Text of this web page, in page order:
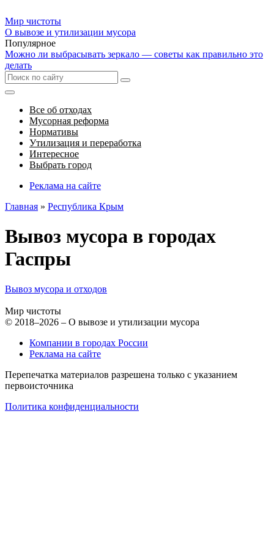
Мир чистоты
О вывозе и утилизации мусора
Популярное
Можно ли выбрасывать зеркало — советы как правильно это
делать
Все об отходах
Мусорная реформа
Нормативы
Утилизация и переработка
Интересное
Выбрать город
Реклама на сайте
Главная » Республика Крым
Вывоз мусора в городах
Гаспры
Вывоз мусора и отходов
Мир чистоты
© 2018–2026 – О вывозе и утилизации мусора
Компании в городах России
Реклама на сайте
Перепечатка материалов разрешена только с указанием
первоисточника
Политика конфиденциальности